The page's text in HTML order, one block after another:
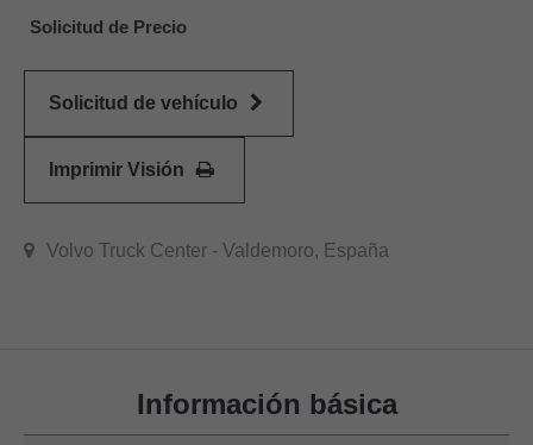
Solicitud de Precio
Solicitud de vehículo
Imprimir Visión
Volvo Truck Center - Valdemoro, España
Información básica